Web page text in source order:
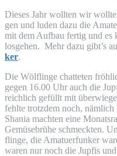
Die­ses Jahr woll­ten wir
gen und luden dazu die
mit dem Auf­bau fer­tig und es
los­ge­hen. Mehr dazu gibt’s
ker.
Die Wöl­f­lin­ge chat­te­ten
gegen 16.00 Uhr auch die
reich­lich gefüllt mit
fehl­te trotz­dem noch,
Shania mach­ten eine
Gemü­se­brü­he schmeck­ten.
f­lin­ge, die Ama­tu­er­fun­ker
waren nur noch die Jup­fis